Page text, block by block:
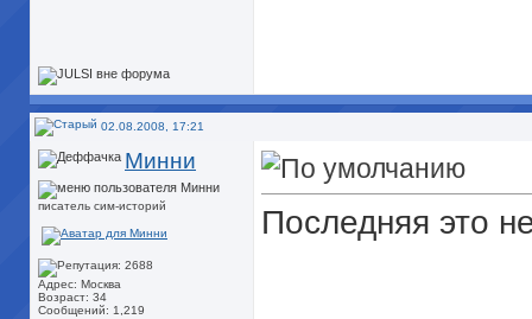
02.08.2008, 17:21
Минни
писатель сим-историй
Адрес: Москва
Возраст: 34
Сообщений: 1,219
Последняя это